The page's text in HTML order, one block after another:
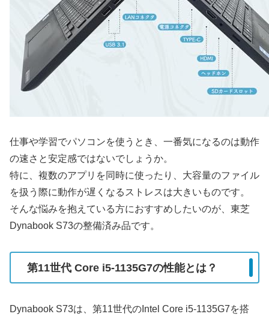
仕事や学習でパソコンを使うとき、一番気になるのは動作
の速さと安定感ではないでしょうか。
特に、複数のアプリを同時に使ったり、大容量のファイル
を扱う際に動作が遅くなるストレスは大きいものです。
そんな悩みを抱えている方におすすめしたいのが、東芝
Dynabook S73の整備済み品です。
第11世代 Core i5-1135G7の性能とは？
Dynabook S73は、第11世代のIntel Core i5-1135G7を搭